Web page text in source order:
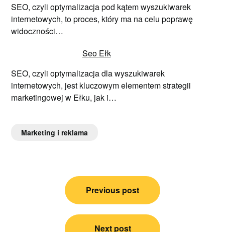
SEO, czyli optymalizacja pod kątem wyszukiwarek
internetowych, to proces, który ma na celu poprawę
widoczności…
Seo Ełk
SEO, czyli optymalizacja dla wyszukiwarek
internetowych, jest kluczowym elementem strategii
marketingowej w Ełku, jak i…
Marketing i reklama
Nawigacja
Previous post
Next post